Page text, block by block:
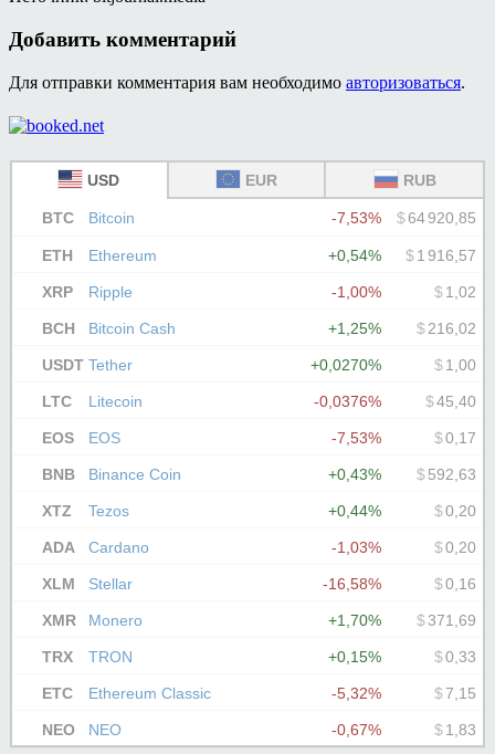
Добавить комментарий
Для отправки комментария вам необходимо авторизоваться.